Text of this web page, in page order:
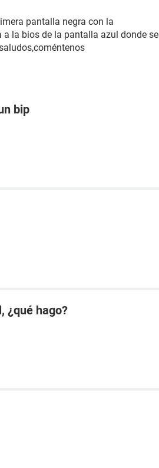
pantalla negra con la
la bios de la pantalla azul donde se
bip
¿qué hago?